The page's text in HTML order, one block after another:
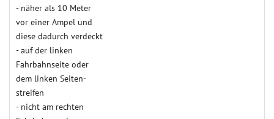
- näher als 10 Meter
vor einer Ampel und
diese dadurch verdeckt
- auf der linken
Fahrbahn­seite oder
dem linken Seiten­
streifen
- nicht am rechten